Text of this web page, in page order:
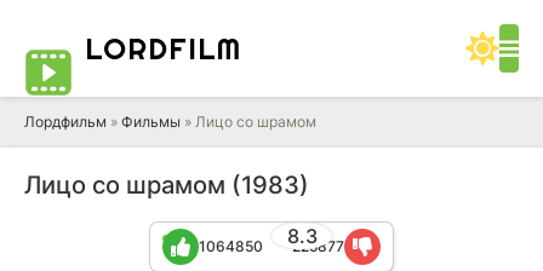
LORDFILM
Лордфильм » Фильмы » Лицо со шрамом
Лицо со шрамом (1983)
8.3
1064850 225877